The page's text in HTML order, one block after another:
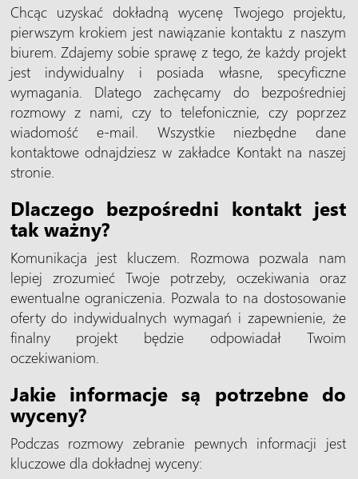
Chcąc uzyskać dokładną wycenę Twojego projektu,
pierwszym krokiem jest nawiązanie kontaktu z naszym
biurem. Zdajemy sobie sprawę z tego, że każdy projekt
jest indywidualny i posiada własne, specyficzne
wymagania. Dlatego zachęcamy do bezpośredniej
rozmowy z nami, czy to telefonicznie, czy poprzez
wiadomość e-mail. Wszystkie niezbędne dane
kontaktowe odnajdziesz w zakładce Kontakt na naszej
stronie.
Dlaczego bezpośredni kontakt jest
tak ważny?
Komunikacja jest kluczem. Rozmowa pozwala nam
lepiej zrozumieć Twoje potrzeby, oczekiwania oraz
ewentualne ograniczenia. Pozwala to na dostosowanie
oferty do indywidualnych wymagań i zapewnienie, że
finalny projekt będzie odpowiadał Twoim
oczekiwaniom.
Jakie informacje są potrzebne do
wyceny?
Podczas rozmowy zebranie pewnych informacji jest
kluczowe dla dokładnej wyceny: